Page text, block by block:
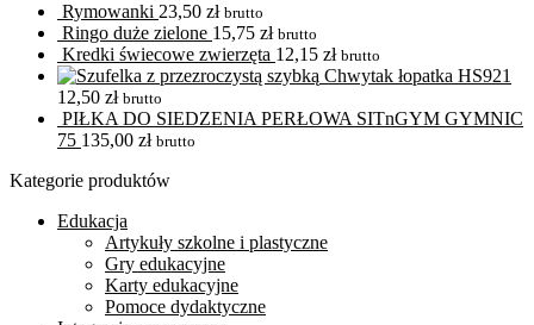
Rymowanki 23,50 zł brutto
Ringo duże zielone 15,75 zł brutto
Kredki świecowe zwierzęta 12,15 zł brutto
Chwytak łopatka HS921
12,50 zł brutto
PIŁKA DO SIEDZENIA PERŁOWA SITnGYM GYMNIC
75 135,00 zł brutto
Kategorie produktów
Edukacja
Artykuły szkolne i plastyczne
Gry edukacyjne
Karty edukacyjne
Pomoce dydaktyczne